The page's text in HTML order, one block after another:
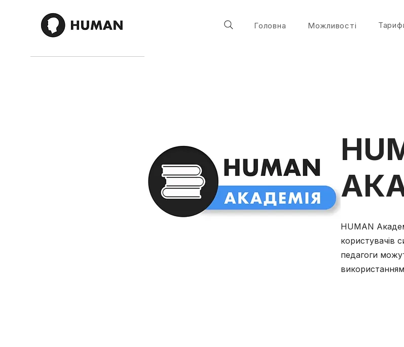
Головна Можливості
HUMAN
користувачів
педагоги